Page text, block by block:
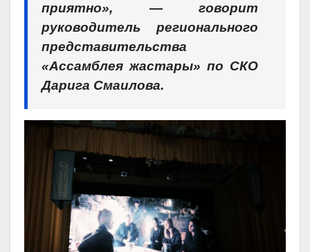
приятно», — говорит
руководитель регионального
представительства
«Ассамблея жастары» по СКО
Дарига Смаилова.